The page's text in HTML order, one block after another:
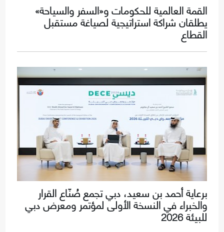
القمة العالمية للحكومات و«السفر والسياحة»
يطلقان شراكة استراتيجية لصياغة مستقبل
القطاع
برعاية أحمد بن سعيد، دبي تجمع صُنّاع القرار
والخبراء في النسخة الأولى لمؤتمر ومعرض دبي
للبيئة 2026